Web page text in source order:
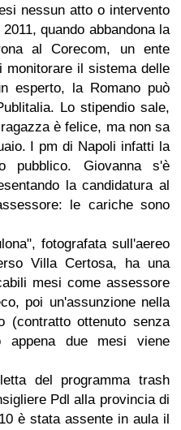
nessun atto o intervento
quando abbandona la
al Corecom, un ente
monitorare il sistema delle
esperto, la Romano può
Lo stipendio sale,
è felice, ma non sa
I pm di Napoli infatti la
pubblico. Giovanna s'è
la candidatura al
le cariche sono
fotografata sull'aereo
Villa Certosa, ha una
mesi come assessore
poi un'assunzione nella
(contratto ottenuto senza
appena due mesi viene
del programma trash
Pdl alla provincia di
è stata assente in aula il